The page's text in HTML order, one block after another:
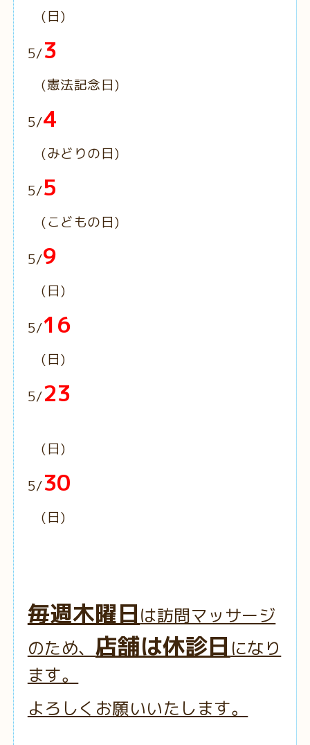
(日)
5/3
(憲法記念日)
5/4
(みどりの日)
5/5
(こどもの日)
5/9
(日)
5/16
(日)
5/23
(日)
5/30
(日)
毎週木曜日は訪問マッサージ
のため、 店舗は休診日 になり
ます。
よろしくお願いいたします。